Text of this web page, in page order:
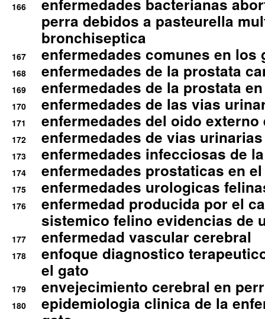
166
enfermedades bacterianas
perra debidos a pasteurella
bronchiseptica
167 enfermedades comunes en los
168 enfermedades de la prostata
169 enfermedades de la prostata
170 enfermedades de las vias
171 enfermedades del oido
172 enfermedades de vias
173 enfermedades infecciosas de
174 enfermedades prostaticas en
175 enfermedades urologicas
176
enfermedad producida por el
sistemico felino evidencias de
177 enfermedad vascular cerebral
178
enfoque diagnostico
el gato
179 envejecimiento cerebral en
180
epidemiologia clinica de la